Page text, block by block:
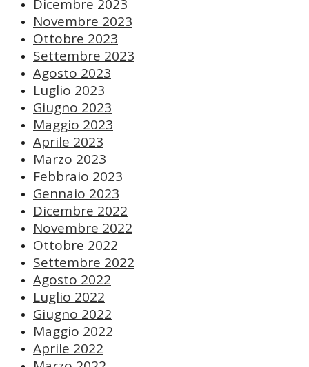
Dicembre 2023
Novembre 2023
Ottobre 2023
Settembre 2023
Agosto 2023
Luglio 2023
Giugno 2023
Maggio 2023
Aprile 2023
Marzo 2023
Febbraio 2023
Gennaio 2023
Dicembre 2022
Novembre 2022
Ottobre 2022
Settembre 2022
Agosto 2022
Luglio 2022
Giugno 2022
Maggio 2022
Aprile 2022